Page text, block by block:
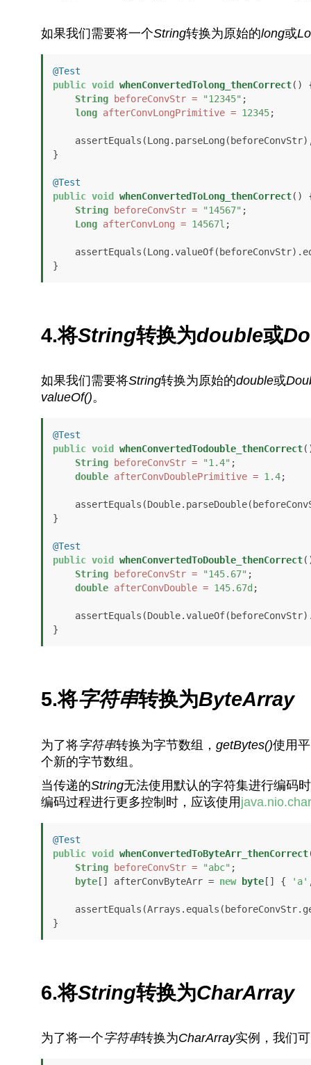
如果我们需要将一个String转换为原始的long或
@Test
public void whenConvertedTolong_thenCorrect()
String
beforeConvStr = "12345" ;
long afterConvLongPrimitive = 12345;
}
@Test
public void whenConvertedToLong_thenCorrect()
String
beforeConvStr = "14567" ;
Long afterConvLong = 14567l ;
}
4.将String转换为double或
如果我们需要将String转换为原始的double或
valueOf()。
@Test
public void whenConvertedTodouble_thenCorrect
String
beforeConvStr = "1.4" ;
double afterConvDoublePrimitive = 1.4;
}
@Test
public void whenConvertedToDouble_thenCorrect
String
beforeConvStr = "145.67" ;
double afterConvDouble = 145.67d ;
}
5.将字符串转换为ByteArray
为了将字符串转换为字节数组， getBytes()使用
个新的字节数组。
当传递的String无法使用默认的字符集进行编码
编码过程进行更多控制时，应该使用
@Test
public void whenConvertedToByteArr_thenCorrect
String
beforeConvStr = "abc" ;
byte[] afterConvByteArr = new byte[] { 'a'
}
6.将String转换为CharArray
为了将一个字符串转换为CharArray实例，我们